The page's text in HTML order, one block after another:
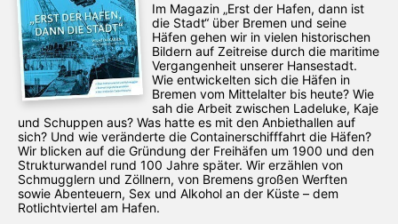
Im Magazin „Erst der Hafen, dann ist
die Stadt“ über Bremen und seine
Häfen gehen wir in vielen historischen
Bildern auf Zeitreise durch die maritime
Vergangenheit unserer Hansestadt.
Wie entwickelten sich die Häfen in
Bremen vom Mittelalter bis heute? Wie
sah die Arbeit zwischen Ladeluke, Kaje
und Schuppen aus? Was hatte es mit den Anbiethallen auf
sich? Und wie veränderte die Containerschifffahrt die Häfen?
Wir blicken auf die Gründung der Freihäfen um 1900 und den
Strukturwandel rund 100 Jahre später. Wir erzählen von
Schmugglern und Zöllnern, von Bremens großen Werften
sowie Abenteuern, Sex und Alkohol an der Küste – dem
Rotlichtviertel am Hafen.